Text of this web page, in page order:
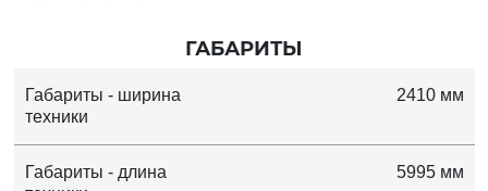
ГАБАРИТЫ
Габариты - ширина
техники
2410 мм
Габариты - длина
5995 мм